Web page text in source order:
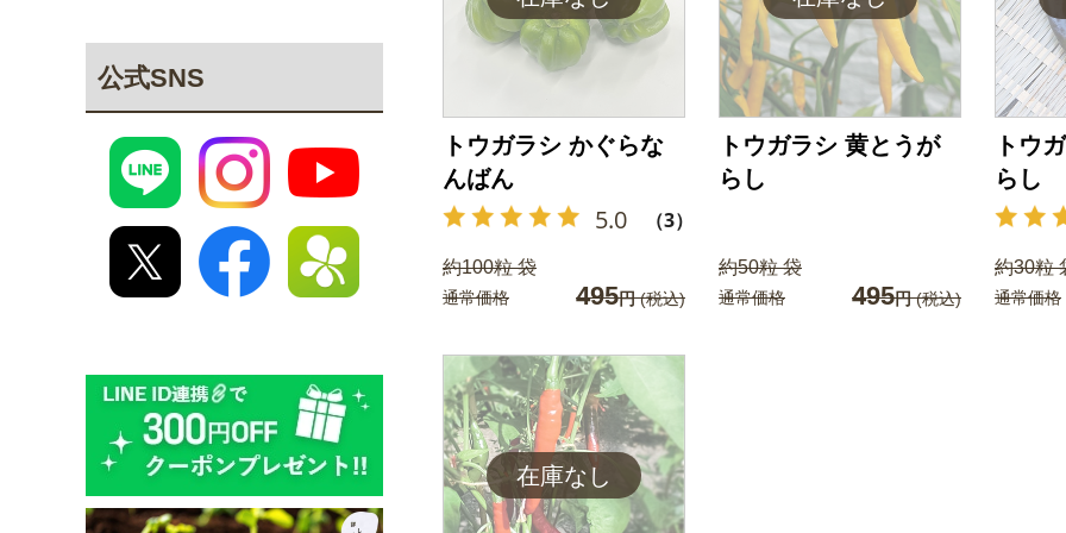
公式SNS
トウガラシ かぐらな
んばん
5.0 （3）
約100粒 袋
通常価格 495円(税込)
トウガラシ 黄とうが
らし
約50粒 袋
通常価格 495円(税込)
トウ
らし
約30粒
通常価格